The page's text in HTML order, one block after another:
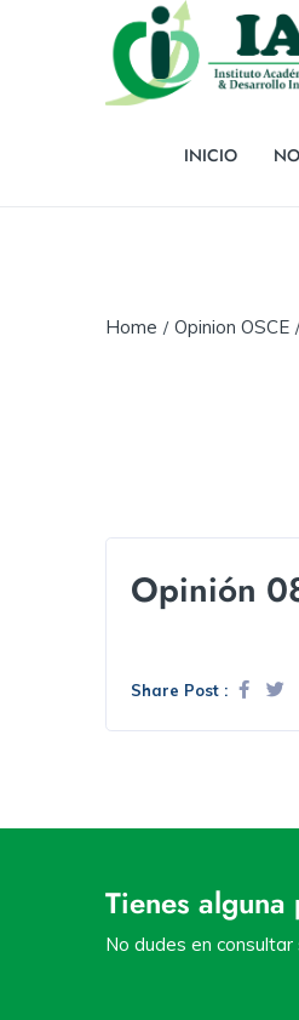
INICIO
Home Opinion OSCE
Opinión
Share Post :
Tienes
No dudes en